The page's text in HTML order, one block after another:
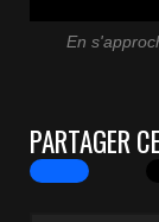
En
PARTAGER